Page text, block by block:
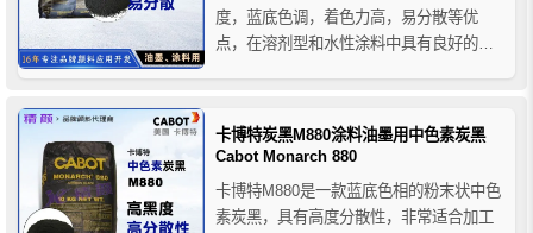
度，蓝底色调，着色力高，易分散等优
点，在溶剂型和水性涂料中具有良好的分
料、修补漆、原厂漆及塑胶漆中。
卡博特炭黑M880涂料油墨用中色素炭黑
Cabot Monarch 880
卡博特M880是一款蓝底色相的粉末状中色
素炭黑，具有高度分散性，非常适合加工